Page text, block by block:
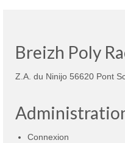
Breizh Poly
Z.A. du Ninijo 56620 Pont
Connexion